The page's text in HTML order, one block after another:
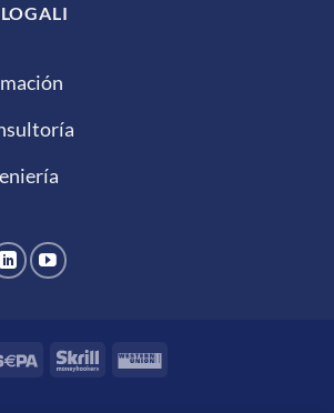
Sepa Skrill
Western